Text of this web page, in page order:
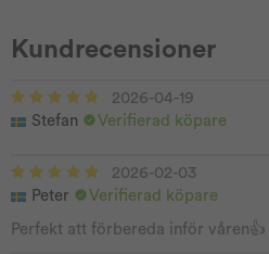
Kundrecensioner
2026-04-19
Stefan
Verifierad köpare
2026-02-03
Peter
Verifierad köpare
Perfekt att förbereda inför våren👍